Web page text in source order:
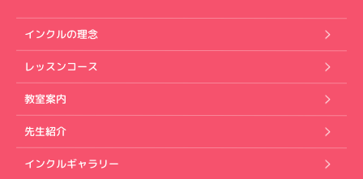
インクルの理念
レッスンコース
教室案内
先生紹介
インクルギャラリー